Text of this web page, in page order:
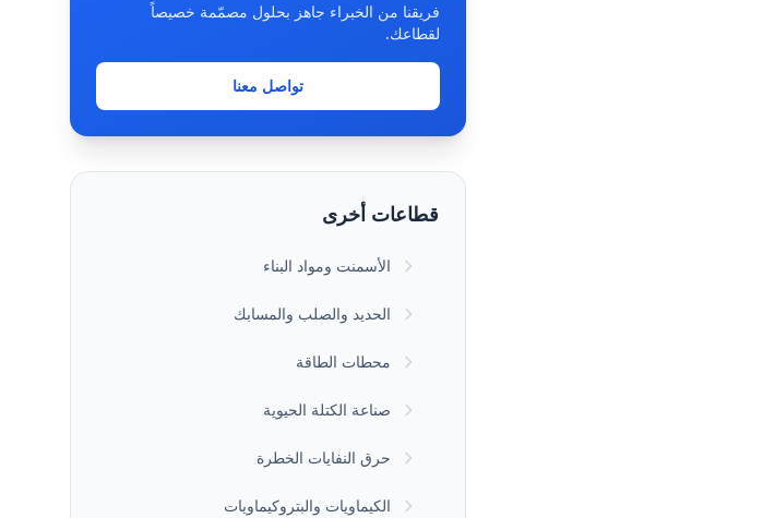
فريقنا من الخبراء جاهز بحلول مصمّمة خصيصاً
لقطاعك.
تواصل معنا
قطاعات أخرى
الأسمنت ومواد البناء
الحديد والصلب والمسابك
محطات الطاقة
صناعة الكتلة الحيوية
حرق النفايات الخطرة
الكيماويات والبتروكيماويات